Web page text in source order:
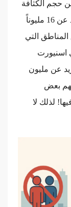
حجم الكثافة
السكانية فيه، أولاً عدد سكان اسطنبول يزيد عن 16 مليوناً
المناطق التي
اسنيورت
عن مليون
بعض
لذلك لا